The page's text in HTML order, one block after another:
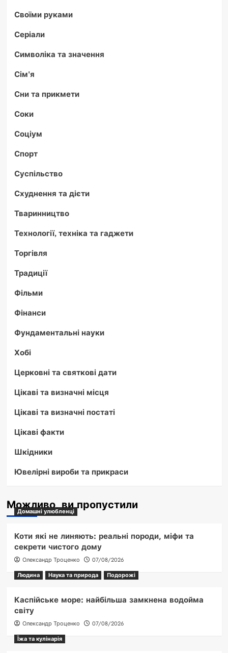
Своїми руками
Серіали
Символіка та значення
Сім'я
Сни та прикмети
Соки
Соціум
Спорт
Суспільство
Схуднення та дієти
Тваринництво
Технології, техніка та гаджети
Торгівля
Традиції
Фільми
Фінанси
Фундаментальні науки
Хобі
Церковні та святкові дати
Цікаві та визначні місця
Цікаві та визначні постаті
Цікаві факти
Шкідники
Ювелірні вироби та прикраси
Можливо, ви пропустили
Домашні улюбленці
Коти які не линяють: реальні породи, міфи та
секрети чистого дому
Олександр Троценко
07/08/2026
Людина
Наука та природа Подорожі
Каспійське море: найбільша замкнена водойма
світу
Олександр Троценко
07/08/2026
Їжа та кулінарія